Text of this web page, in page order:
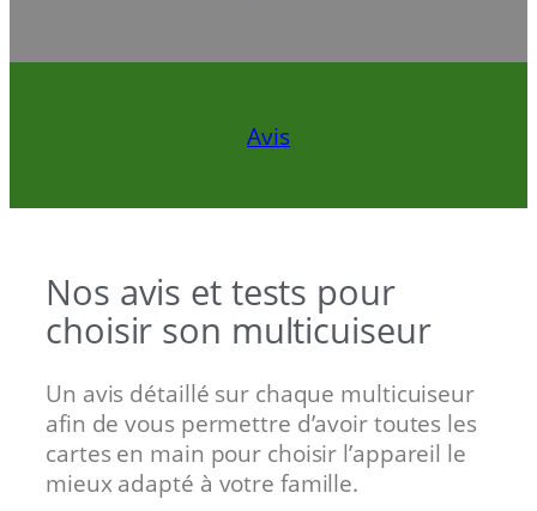
Avis
Nos avis et tests pour
choisir son multicuiseur
Un avis détaillé sur chaque multicuiseur
afin de vous permettre d’avoir toutes les
cartes en main pour choisir l’appareil le
mieux adapté à votre famille.